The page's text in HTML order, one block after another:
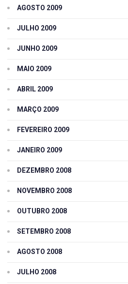
AGOSTO 2009
JULHO 2009
JUNHO 2009
MAIO 2009
ABRIL 2009
MARÇO 2009
FEVEREIRO 2009
JANEIRO 2009
DEZEMBRO 2008
NOVEMBRO 2008
OUTUBRO 2008
SETEMBRO 2008
AGOSTO 2008
JULHO 2008